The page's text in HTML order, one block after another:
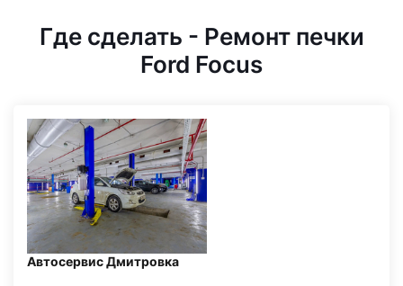
Где сделать - Ремонт печки
Ford Focus
Автосервис Дмитровка